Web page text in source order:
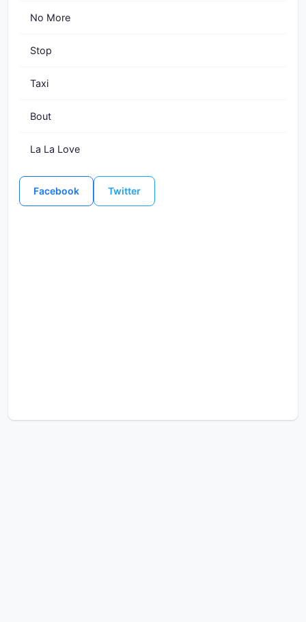
No More
Stop
Taxi
Bout
La La Love
Facebook Twitter